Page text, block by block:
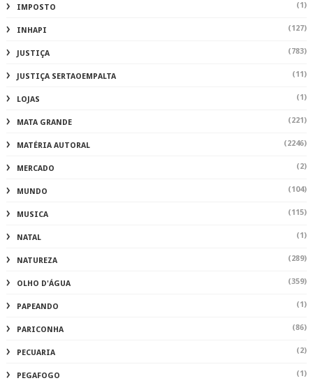
IMPOSTO (1)
INHAPI (127)
JUSTIÇA (783)
JUSTIÇA SERTAOEMPALTA (11)
LOJAS (1)
MATA GRANDE (221)
MATÉRIA AUTORAL (2246)
MERCADO (2)
MUNDO (104)
MUSICA (115)
NATAL (1)
NATUREZA (289)
OLHO D'ÁGUA (359)
PAPEANDO (1)
PARICONHA (86)
PECUARIA (2)
PEGAFOGO (1)